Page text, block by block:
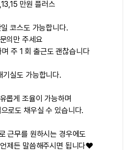
만원 플러스
코스도 가능합니다.
문의만 주세요
주 1 회 출근도 괜찮습니다
기실도 가능합니다.
롭게 조율이 가능하며
로도 채우실 수 있습니다.
근무를 원하시는 경우에도
제든 말씀해주시면 됩니다❤️